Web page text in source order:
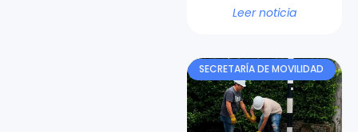
Leer noticia
SECRETARÍA DE MOVILIDAD